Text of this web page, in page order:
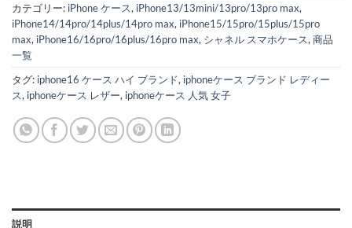
カテゴリー: iPhone ケース, iPhone13/13mini/13pro/13pro max,
iPhone14/14pro/14plus/14pro max, iPhone15/15pro/15plus/15pro
max, iPhone16/16pro/16plus/16pro max, シャネル スマホケース, 商品
一覧
タグ: iphone16 ケース ハイ ブランド, iphoneケース ブランド レディー
ス, iphoneケース レザー, iphoneケース 人気 女子
説明